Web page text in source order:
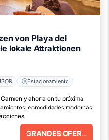
von Playa del
lokale Attraktionen
Estacionamiento
y ahorra en tu próxima
comodidades modernas
GRANDES OFERTAS